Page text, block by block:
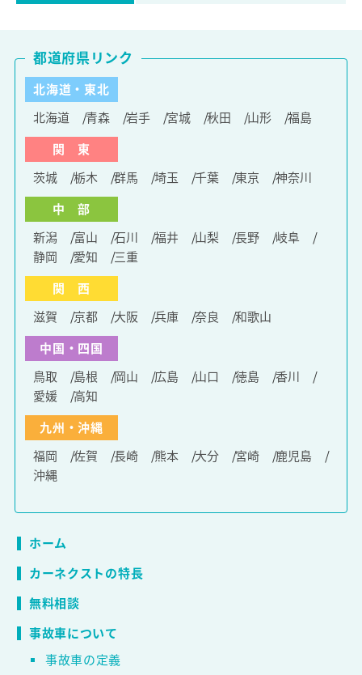
北海道・東北
北海道
青森 岩手 宮城 秋田 山形
福島
関 東
茨城
栃木 群馬 埼玉 千葉 東京
神奈川
中 部
新潟
富山 石川 福井 山梨 長野
岐阜
静岡
愛知
三重
関 西
滋賀
京都 大阪 兵庫 奈良
和歌山
中国・四国
鳥取
島根 岡山 広島 山口 徳島
香川
愛媛
高知
九州・沖縄
福岡
佐賀 長崎 熊本 大分 宮崎
鹿児島
沖縄
都道府県リンク
ホーム
カーネクストの特長
無料相談
事故車について
事故車の定義